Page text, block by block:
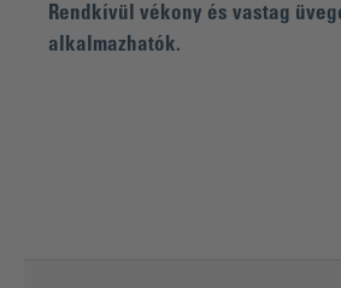
Rendkívül vékony és vastag
alkalmazhatók.